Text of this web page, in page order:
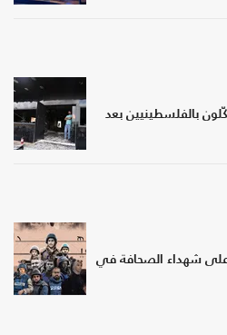
بالفلسطينيين بعد
على شهداء الصحافة في